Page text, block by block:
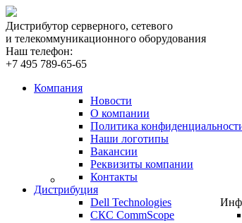
Дистрибутор серверного, сетевого
и телекоммуникационного оборудования
Наш телефон:
+7 495 789-65-65
Компания
Новости
О компании
Политика
Наши логотипы
Вакансии
Реквизиты компании
Контакты
Дистрибуция
Dell Technologies
СКС CommScope